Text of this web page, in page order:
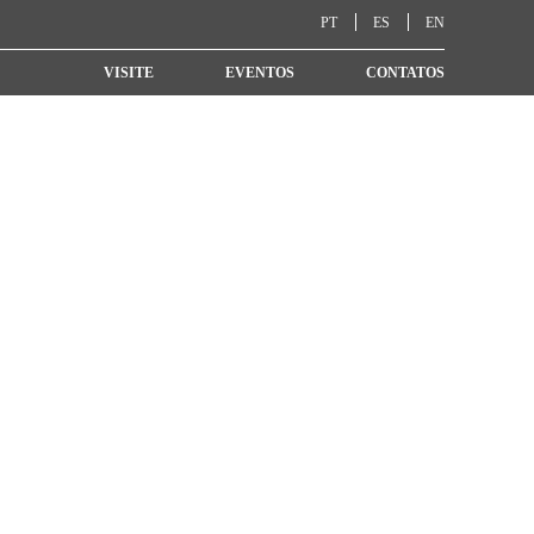
EN
ES
PT
VISITE EVENTOS CONTATOS